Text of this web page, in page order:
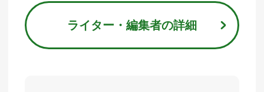
ライター・編集者の詳細